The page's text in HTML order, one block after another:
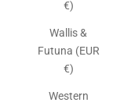
€)
Wallis &
Futuna (EUR
€)
Western